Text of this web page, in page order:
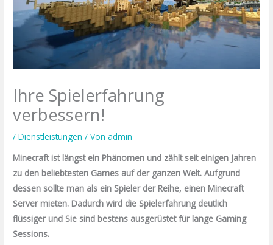
Ihre Spielerfahrung
verbessern!
/Dienstleistungen / Vonadmin
Minecraft ist längst ein Phänomen und zählt seit einigen Jahren
zu den beliebtesten Games auf der ganzen Welt. Aufgrund
dessen sollte man als ein Spieler der Reihe, einen Minecraft
Server mieten. Dadurch wird die Spielerfahrung deutlich
flüssiger und Sie sind bestens ausgerüstet für lange Gaming
Sessions.